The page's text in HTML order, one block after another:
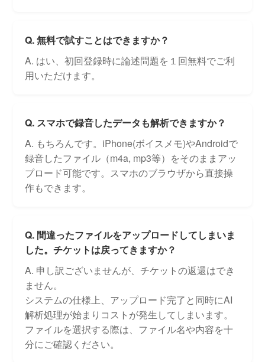
Q. 無料で試すことはできますか？
A. はい、初回登録時に論述問題を１回無料でご利
用いただけます。
Q. スマホで録音したデータも解析できますか？
A. もちろんです。iPhone(ボイスメモ)やAndroidで
録音したファイル（m4a, mp3等）をそのままアッ
プロード可能です。スマホのブラウザから直接操
作もできます。
Q. 間違ったファイルをアップロードしてしまいま
した。チケットは戻ってきますか？
A. 申し訳ございませんが、チケットの返還はでき
ません。
システムの仕様上、アップロード完了と同時にAI
解析処理が始まりコストが発生してしまいます。
ファイルを選択する際は、ファイル名や内容を十
分にご確認ください。